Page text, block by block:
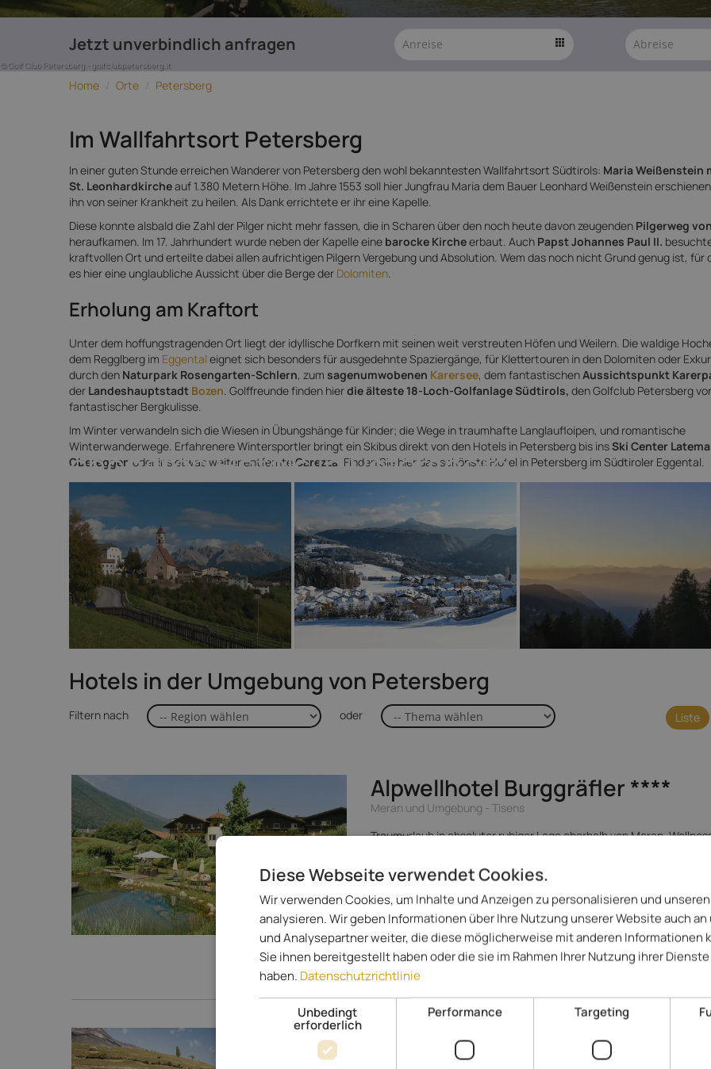
Die schönsten Hotels in Petersberg
© Golf Club Petersberg - golfclubpetersberg.it
Jetzt unverbindlich anfragen
Home / Orte / Petersberg
Im Wallfahrtsort Petersberg
In einer guten Stunde erreichen Wanderer von Petersberg den wohl bekanntesten Wallfahrtsort Südtirols: Maria Weißenstein
St. Leonhardkircheauf 1.380 Metern Höhe. Im Jahre 1553 soll hier Jungfrau Maria dem Bauer Leonhard Weißenstein
ihn von seiner Krankheit zu heilen. Als Dank errichtete er ihr eine Kapelle.
Diese konnte alsbald die Zahl der Pilger nicht mehr fassen, die in Scharen über den noch heute davon zeugenden Pilgerweg von
heraufkamen. Im 17. Jahrhundert wurde neben der Kapelle eine barocke Kircheerbaut. Auch Papst Johannes Paul II.
kraftvollen Ort und erteilte dabei allen aufrichtigen Pilgern Vergebung und Absolution. Wem das noch nicht Grund genug ist, für
es hier eine unglaubliche Aussicht über die Berge der Dolomiten.
Erholung am Kraftort
Unter dem hoffungstragenden Ort liegt der idyllische Dorfkern mit seinen weit verstreuten Höfen und Weilern. Die waldige
dem Regglberg im Eggental eignet sich besonders für ausgedehnte Spaziergänge, für Klettertouren in den Dolomiten oder
durch den Naturpark Rosengarten-Schlern, zum sagenumwobenen Karersee, dem fantastischenAussichtspunkt
der Landeshauptstadt Bozen. Golffreunde finden hierdie älteste 18-Loch-Golfanlage Südtirols, den Golfclub Petersberg vor
fantastischer Bergkulisse.
Im Winter verwandeln sich die Wiesen in Übungshänge für Kinder; die Wege in traumhafte Langlaufloipen, und romantische
Winterwanderwege. Erfahrenere Wintersportler bringt ein Skibus direkt von den Hotels in Petersberg bis insSki Center
Obereggen oder ins etwas weiter entfernteCarezza . Finden Sie hier das schönste Hotel in Petersberg im Südtiroler Eggental.
Hotels in der Umgebung von Petersberg
Liste
Filtern nach oder
Alpwellhotel Burggräfler ****
Meran und Umgebung - Tisens
Traumurlaub in absoluter ruhiger Lage oberhalb von Meran,
Essen(keine Halbpension).
Spezialisiert auf
ab142,-
Lake Spa Hotel SEELEITEN
Südtirols Süden - Kaltern am See
Diese Webseite verwendet Cookies.
Wir verwenden Cookies, um Inhalte und Anzeigen zu personalisieren und
analysieren. Wir geben Informationen über Ihre Nutzung unserer Website auch an
und Analysepartner weiter, die diese möglicherweise mit anderen Informationen
Sie ihnen bereitgestellt haben oder die sie im Rahmen Ihrer Nutzung ihrer
haben. Datenschutzrichtlinie
Unbedingt
erforderlich
Performance Targeting